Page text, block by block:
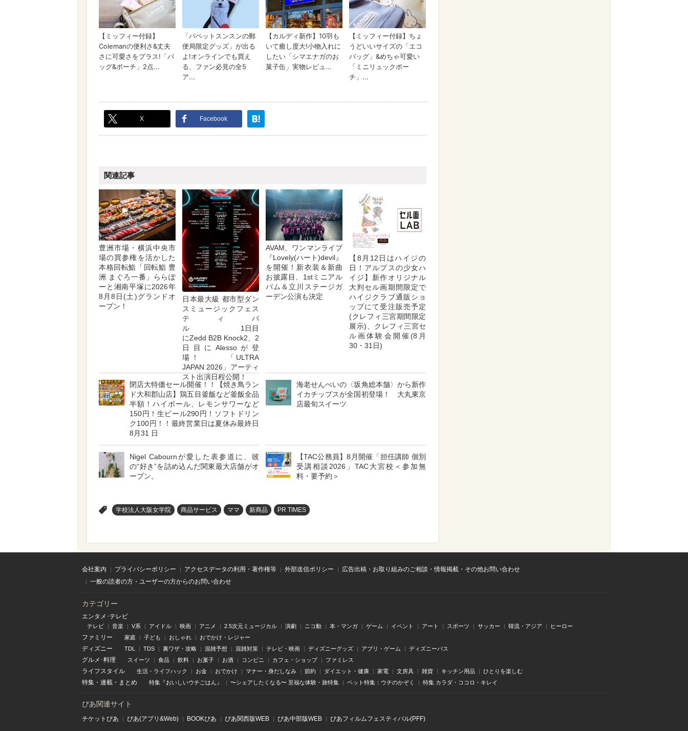
X Facebook
関連記事
豊洲市場・横浜中央市
場の買参権を活かした
本格回転鮨「回転鮨 豊
洲 まぐろ一番」ららぽ
ーと湘南平塚に2026年
8月8日(土)グランドオ
ープン！
日本最大級 都市型ダン
スミュージックフェス
ティバ
ル 1日目
にZedd B2B Knock2、2
日目にAlessoが登
場！ 「ULTRA
JAPAN 2026」アーティ
スト出演日程公開！
AVAM、ワンマンライブ
『Lovely(ハート)devil』
を開催！新衣装＆新曲
お披露目、1stミニアル
バム＆立川ステージガ
ーデン公演も決定
【8月12日はハイジの
日！アルプスの少女ハ
イジ】新作オリジナル
大判セル画期間限定で
ハイジクラブ通販ショ
ップにて受注販売予定
(クレフィ三宮期間限定
展示)、クレフィ三宮セ
ル画体験会開催(8月
30・31日)
閉店大特価セール開催！！【焼き鳥ラン
ド大和郡山店】鶏五目釜飯など釜飯全品
半額！ハイボール、レモンサワーなど
150円！生ビール290円！ソフトドリン
ク100円！！最終営業日は夏休み最終日
8月31 日
海老せんべいの〈坂角総本舗〉から新作
イカチップスが全国初登場！ 大丸東京
店最旬スイーツ
Nigel Cabournが愛した表参道に、彼
の“好き”を詰め込んだ関東最大店舗がオ
ープン。
【TAC公務員】8月開催「担任講師 個別
受講相談2026」TAC大宮校＜参加無
料・要予約＞
学校法人大阪女学院 商品サービス ママ 新商品 PR TIMES
会社案内 プライバシーポリシー アクセスデータの利用・著作権等 外部送信ポリシー
広告出稿・お取り組みのご相談・情報掲載・その他お問い合わせ
一般の読者の方・ユーザーの方からのお問い合わせ
カテゴリー
エンタメ･テレビ
テレビ 音楽 V系 アイドル 映画 アニメ 2.5次元ミュージカル 演劇 ニコ動 本・マンガ ゲーム イベント アート スポーツ サッカー 韓流・アジア ヒーロー
ファミリー 家庭 子ども おしゃれ おでかけ・レジャー
ディズニー TDL TDS 裏ワザ・攻略 混雑予想 混雑対策 テレビ・映画 ディズニーグッズ アプリ・ゲーム ディズニーパス
グルメ･料理 スイーツ 食品 飲料 お菓子 お酒 コンビニ カフェ・ショップ ファミレス
ライフスタイル 生活・ライフハック お金 おでかけ マナー・身だしなみ 節約 ダイエット・健康 家電 文房具 雑貨 キッチン用品 ひとりを楽しむ
特集 ・ 連載 ・ まとめ 特集『おいしいウチごはん』 〜シェアしたくなる〜 至福な体験・旅特集 ペット特集：ウチのかぞく 特集 カラダ・ココロ・キレイ
ぴあ関連サイト
チケットぴあ ぴあ(アプリ&Web) BOOKぴあ ぴあ関⻄版WEB ぴあ中部版WEB ぴあフィルムフェスティバル(PFF)